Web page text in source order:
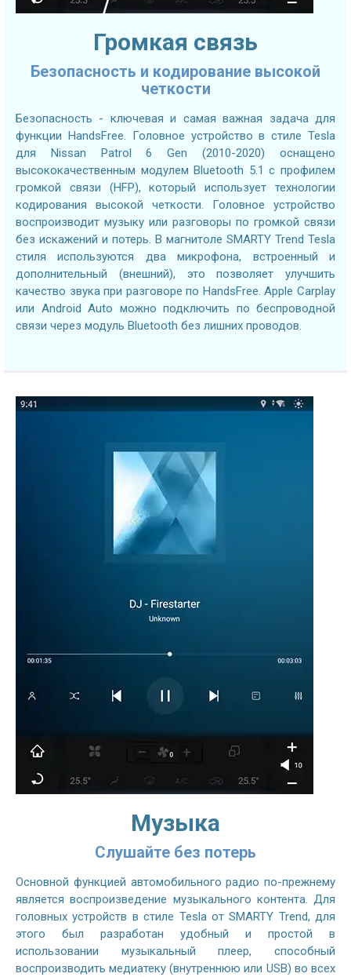
Громкая связь
Безопасность и кодирование высокой
четкости
Безопасность - ключевая и самая важная задача для
функции HandsFree. Головное устройство в стиле Tesla
для Nissan Patrol 6 Gen (2010-2020) оснащено
высококачественным модулем Bluetooth 5.1 с профилем
громкой связи (HFP), который использует технологии
кодирования высокой четкости. Головное устройство
воспроизводит музыку или разговоры по громкой связи
без искажений и потерь. В магнитоле SMARTY Trend Tesla
стиля используются два микрофона, встроенный и
дополнительный (внешний), это позволяет улучшить
качество звука при разговоре по HandsFree. Apple Carplay
или Android Auto можно подключить по беспроводной
связи через модуль Bluetooth без лишних проводов.
Музыка
Слушайте без потерь
Основной функцией автомобильного радио по-прежнему
является воспроизведение музыкального контента. Для
головных устройств в стиле Tesla от SMARTY Trend, для
этого был разработан удобный и простой в
использовании музыкальный плеер, способный
воспроизводить медиатеку (внутреннюю или USB) во всех